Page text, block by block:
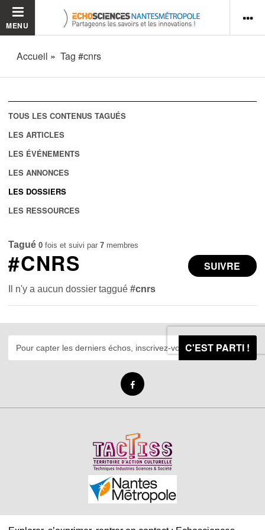
MENU
Accueil Tag #cnrs
TOUS LES CONTENUS TAGUÉS
LES ARTICLES
LES ÉVÉNEMENTS
LES ANNONCES
LES DOSSIERS
LES RESSOURCES
Tagué 0 fois et suivi par7 membres
SUIVRE
#CNRS
Il n'y a aucun dossier taggué#cnrs
C'EST PARTI !